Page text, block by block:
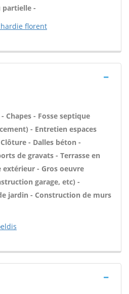
partielle -
florent
Chapes - Fosse septique
- Entretien espaces
- Dalles béton -
de gravats - Terrasse en
extérieur - Gros oeuvre
garage, etc) -
jardin - Construction de murs